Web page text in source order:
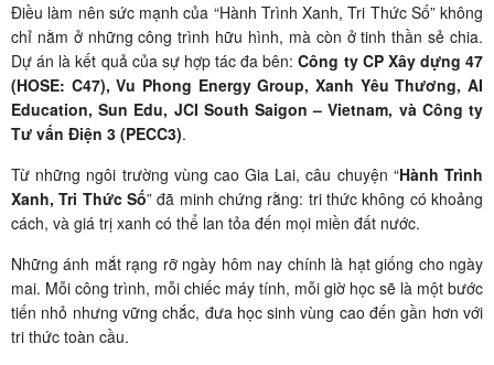
Điều làm nên sức mạnh của “Hành Trình Xanh, Tri Thức Số” không
chỉ nằm ở những công trình hữu hình, mà còn ở tinh thần sẻ chia.
Dự án là kết quả của sự hợp tác đa bên:Công ty CP Xây dựng 47
(HOSE: C47), Vu Phong Energy Group, Xanh Yêu Thương, AI
Education, Sun Edu, JCI South Saigon – Vietnam, và Công ty
Tư vấn Điện 3 (PECC3).
Từ những ngôi trường vùng cao Gia Lai, câu chuyện “Hành Trình
Xanh, Tri Thức Số” đã minh chứng rằng: tri thức không có khoảng
cách, và giá trị xanh có thể lan tỏa đến mọi miền đất nước.
Những ánh mắt rạng rỡ ngày hôm nay chính là hạt giống cho ngày
mai. Mỗi công trình, mỗi chiếc máy tính, mỗi giờ học sẽ là một bước
tiến nhỏ nhưng vững chắc, đưa học sinh vùng cao đến gần hơn với
tri thức toàn cầu.